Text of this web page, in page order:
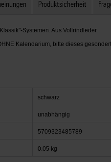
Produktsicherheit
Systemen. Aus Vollrindleder.
Kalendarium, bitte dieses
schwarz
unabhängig
5709323485789
0.05 kg